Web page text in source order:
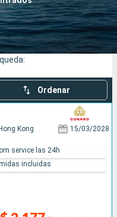
Compañías
Ordenar
Hong Kong 15/03/2028
service las 24h
incluidas